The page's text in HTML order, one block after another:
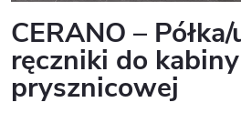
CERANO –
ręczniki do kabiny
prysznicowej